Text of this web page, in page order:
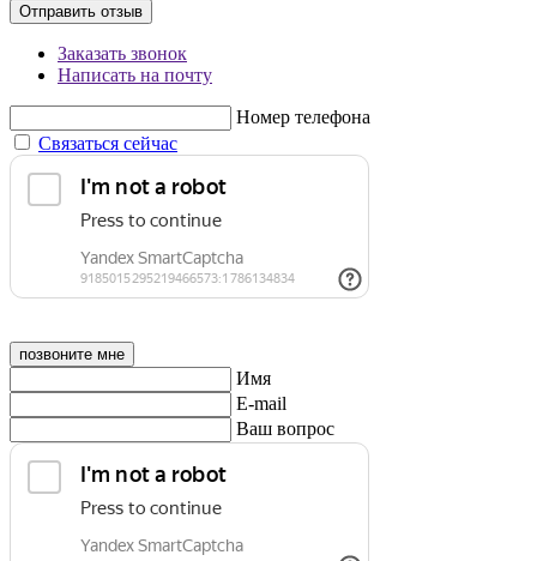
Отправить отзыв
Заказать звонок
Написать на почту
Номер телефона
Связаться сейчас
позвоните мне
Имя
E-mail
Ваш вопрос